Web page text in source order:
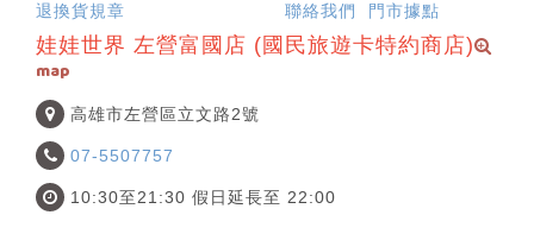
退換貨規章
聯絡我們
門市據點
娃娃世界 左營富國店 (國民旅遊卡特約商店)
map
高雄市左營區立文路2號
07-5507757
10:30至21:30 假日延長至 22:00